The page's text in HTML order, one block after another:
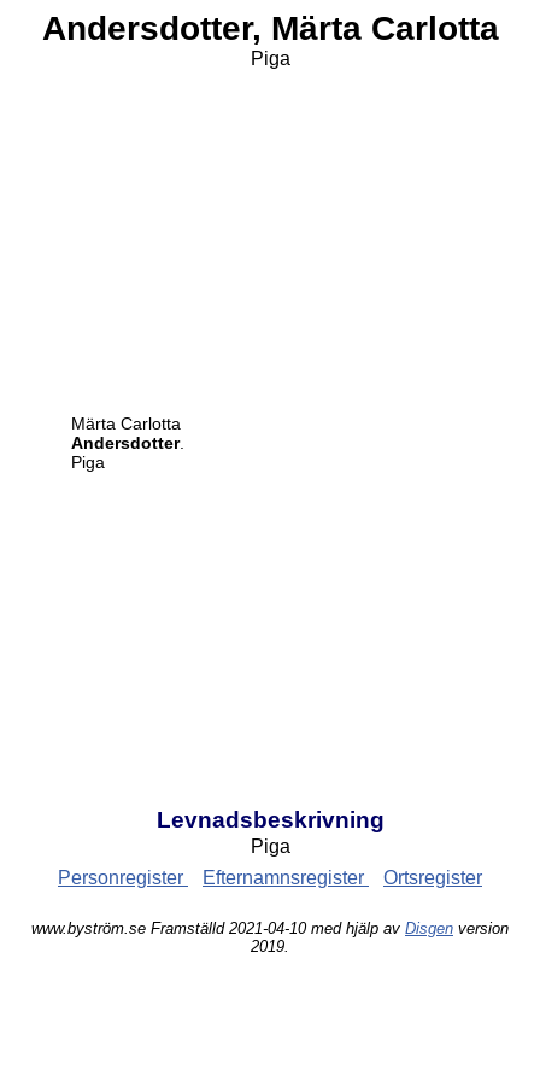
Andersdotter, Märta Carlotta
Piga
Märta Carlotta
Andersdotter.
Piga
Levnadsbeskrivning
Piga
Personregister
Efternamnsregister Ortsregister
www.byström.se Framställd 2021-04-10 med hjälp av Disgen version
2019.